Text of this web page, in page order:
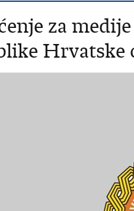
za
Hrvatske